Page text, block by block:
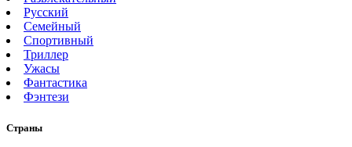
Русский
Семейный
Спортивный
Триллер
Ужасы
Фантастика
Фэнтези
Страны